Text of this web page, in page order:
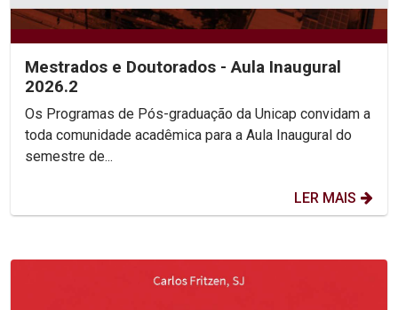
Mestrados e Doutorados - Aula Inaugural
2026.2
Os Programas de Pós-graduação da Unicap convidam a
toda comunidade acadêmica para a Aula Inaugural do
semestre de...
LER MAIS